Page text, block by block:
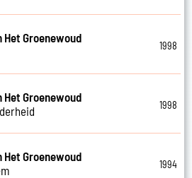
Het Groenewoud
1998
Het Groenewoud
1998
Het Groenewoud
1994